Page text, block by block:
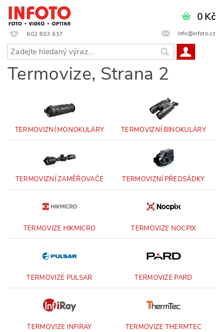
602 803 637 info@infoto.cz
0 Kč
Termovize, Strana 2
TERMOVIZNÍ MONOKULÁRY TERMOVIZNÍ BINOKULÁRY
TERMOVIZNÍ ZAMĚŘOVAČE TERMOVIZNÍ PŘEDSÁDKY
TERMOVIZE HIKMICRO TERMOVIZE NOCPIX
TERMOVIZE PULSAR TERMOVIZE PARD
TERMOVIZE INFIRAY TERMOVIZE THERMTEC